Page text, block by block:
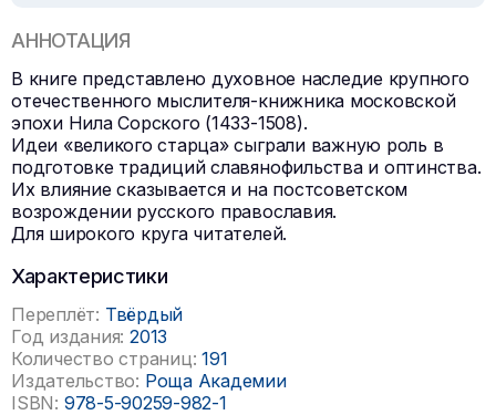
АННОТАЦИЯ
В книге представлено духовное наследие крупного
отечественного мыслителя-книжника московской
эпохи Нила Сорского (1433-1508).
Идеи «великого старца» сыграли важную роль в
подготовке традиций славянофильства и оптинства.
Их влияние сказывается и на постсоветском
возрождении русского православия.
Для широкого круга читателей.
Характеристики
Переплёт: Твёрдый
Год издания: 2013
Количество страниц: 191
Издательство: Роща Академии
ISBN: 978-5-90259-982-1